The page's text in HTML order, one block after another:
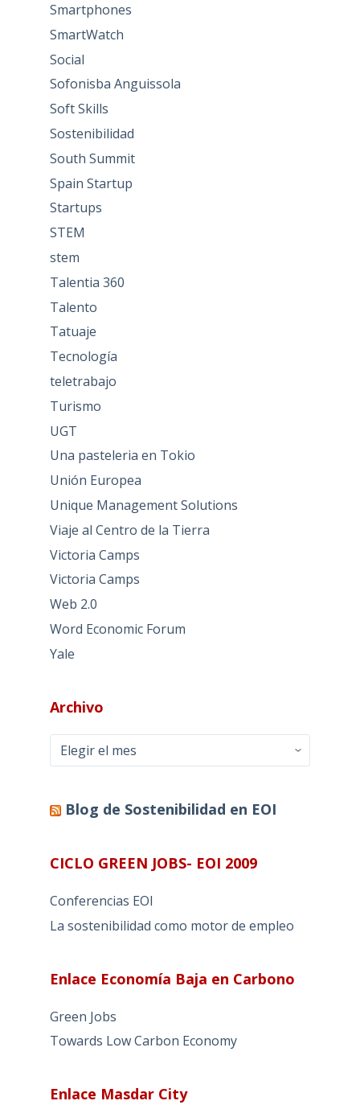
Smartphones
SmartWatch
Social
Sofonisba Anguissola
Soft Skills
Sostenibilidad
South Summit
Spain Startup
Startups
STEM
stem
Talentia 360
Talento
Tatuaje
Tecnología
teletrabajo
Turismo
UGT
Una pasteleria en Tokio
Unión Europea
Unique Management Solutions
Viaje al Centro de la Tierra
Victoria Camps
Victoria Camps
Web 2.0
Word Economic Forum
Yale
Archivo
Archivo
Blog de Sostenibilidad en EOI
CICLO GREEN JOBS- EOI 2009
Conferencias EOI
La sostenibilidad como motor de empleo
Enlace Economía Baja en Carbono
Green Jobs
Towards Low Carbon Economy
Enlace Masdar City